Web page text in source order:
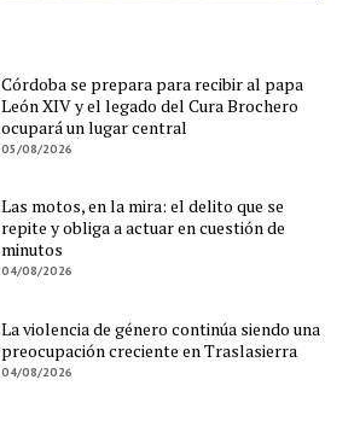
Córdoba se prepara para recibir al papa
León XIV y el legado del Cura Brochero
ocupará un lugar central
05/08/2026
Las motos, en la mira: el delito que se
repite y obliga a actuar en cuestión de
minutos
04/08/2026
La violencia de género continúa siendo una
preocupación creciente en Traslasierra
04/08/2026